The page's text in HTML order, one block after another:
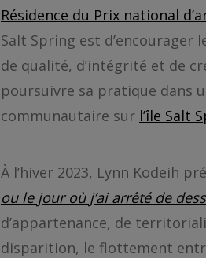
Résidence du Prix national
Salt Spring est
de qualité, d’intégrité et de
poursuivre sa pratique dans
communautaire sur l’île Salt
À l’hiver 2023, Lynn Kodeih
ou le jour où j’ai arrêté de
d’appartenance, de
disparition, le flottement